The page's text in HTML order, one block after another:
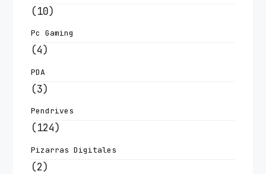
(10)
Pc Gaming
(4)
PDA
(3)
Pendrives
(124)
Pizarras Digitales
(2)